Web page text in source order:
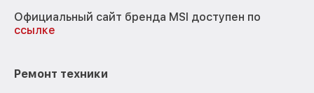
Официальный сайт бренда MSI доступен по
ссылке
Ремонт техники